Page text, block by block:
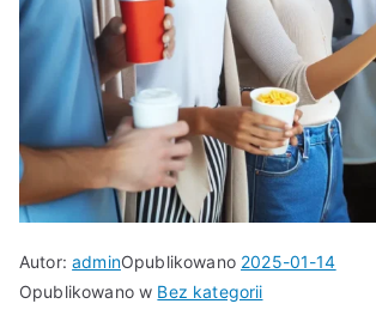
Autor:adminOpublikowano 2025-01-14
Opublikowano w Bez kategorii